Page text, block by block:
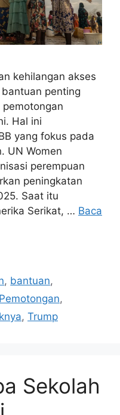
kehilangan akses
penting
Hal ini
yang fokus pada
UN Women
perempuan
peningkatan
Saat itu
Serikat, … Baca
, bantuan,
Pemotongan,
, Trump
Sekolah